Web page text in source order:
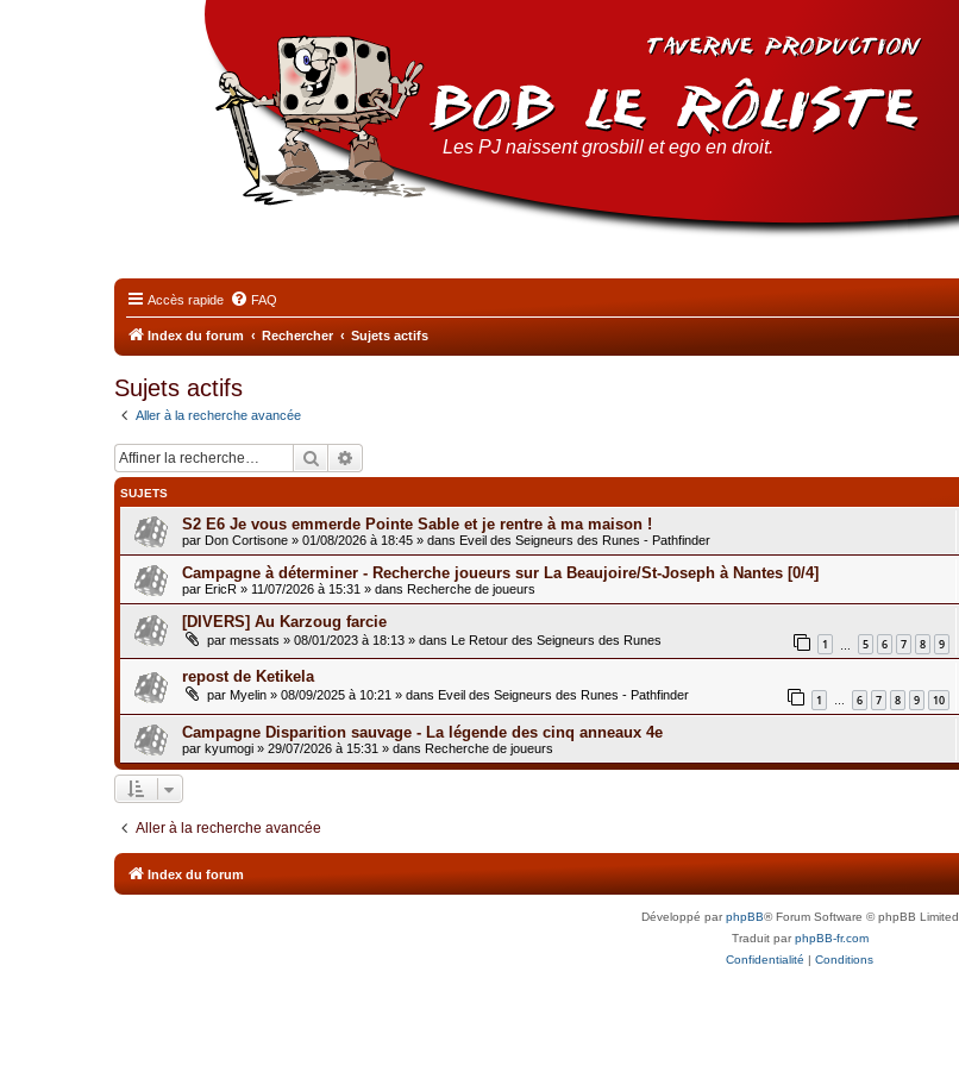
Les PJ naissent grosbill et ego en droit.
Accès rapide FAQ
Index du forum Rechercher Sujets actifs
Sujets actifs
Aller à la recherche avancée
Rechercher
SUJETS
S2 E6 Je vous emmerde Pointe Sable et je rentre à ma maison !
par Don Cortisone » 01/08/2026 à 18:45 » dans Eveil des Seigneurs des Runes - Pathfinder
Campagne à déterminer - Recherche joueurs sur La Beaujoire/St-Joseph à Nantes [0/4]
par EricR » 11/07/2026 à 15:31 » dans Recherche de joueurs
[DIVERS] Au Karzoug farcie
par messats » 08/01/2023 à 18:13 » dans Le Retour des Seigneurs des Runes 1 5 6 7 8 9
repost de Ketikela
par Myelin » 08/09/2025 à 10:21 » dans Eveil des Seigneurs des Runes - Pathfinder 1 … 6 7 8 9 10
Campagne Disparition sauvage - La légende des cinq anneaux 4e
par kyumogi » 29/07/2026 à 15:31 » dans Recherche de joueurs
Aller à la recherche avancée
Index du forum
Développé parphpBB® Forum Software © phpBB Limited
Traduit parphpBB-fr.com
Confidentialité | Conditions